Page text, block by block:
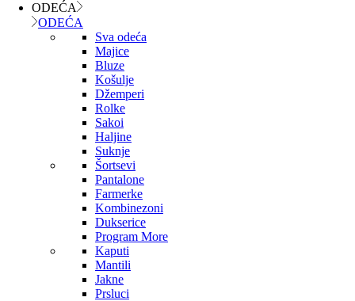
ODEĆA
ODEĆA
Sva odeća
Majice
Bluze
Košulje
Džemperi
Rolke
Sakoi
Haljine
Suknje
Šortsevi
Pantalone
Farmerke
Kombinezoni
Dukserice
Program More
Kaputi
Mantili
Jakne
Prsluci